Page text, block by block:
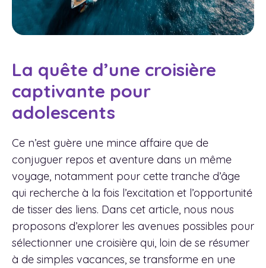
La quête d’une croisière
captivante pour
adolescents
Ce n’est guère une mince affaire que de
conjuguer repos et aventure dans un même
voyage, notamment pour cette tranche d’âge
qui recherche à la fois l’excitation et l’opportunité
de tisser des liens. Dans cet article, nous nous
proposons d’explorer les avenues possibles pour
sélectionner une croisière qui, loin de se résumer
à de simples vacances, se transforme en une